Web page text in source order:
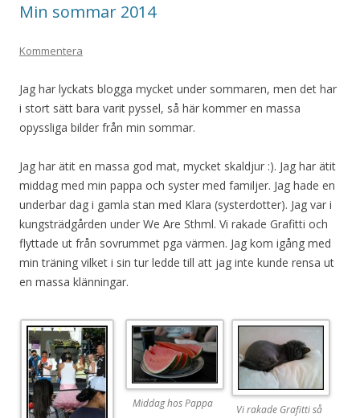
Min sommar 2014
Kommentera
Jag har lyckats blogga mycket under sommaren, men det har
i stort sätt bara varit pyssel, så här kommer en massa
opyssliga bilder från min sommar.
Jag har ätit en massa god mat, mycket skaldjur :). Jag har ätit
middag med min pappa och syster med familjer. Jag hade en
underbar dag i gamla stan med Klara (systerdotter). Jag var i
kungsträdgården under We Are Sthml. Vi rakade Grafitti och
flyttade ut från sovrummet pga värmen. Jag kom igång med
min träning vilket i sin tur ledde till att jag inte kunde rensa ut
en massa klänningar.
Middag hos Pappa
Vi rakade Grafitti så